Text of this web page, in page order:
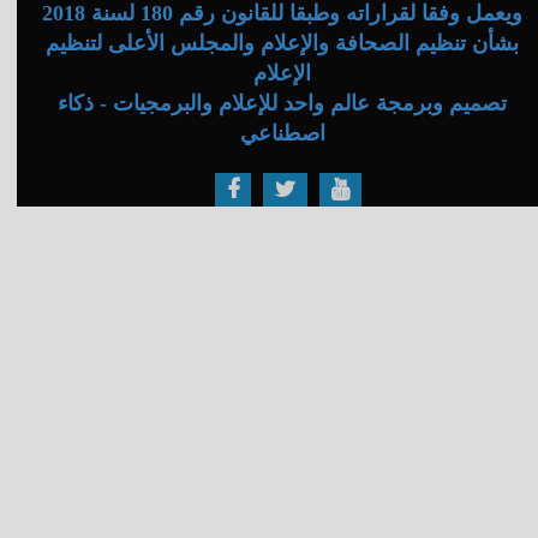
ويعمل وفقا لقراراته وطبقا للقانون رقم 180 لسنة 2018
بشأن تنظيم الصحافة والإعلام والمجلس الأعلى لتنظيم
الإعلام
تصميم وبرمجة عالم واحد للإعلام والبرمجيات - ذكاء
اصطناعي